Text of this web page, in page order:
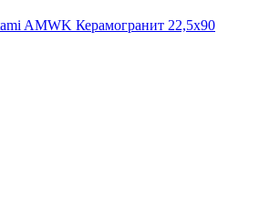
AMWK Керамогранит 22,5x90